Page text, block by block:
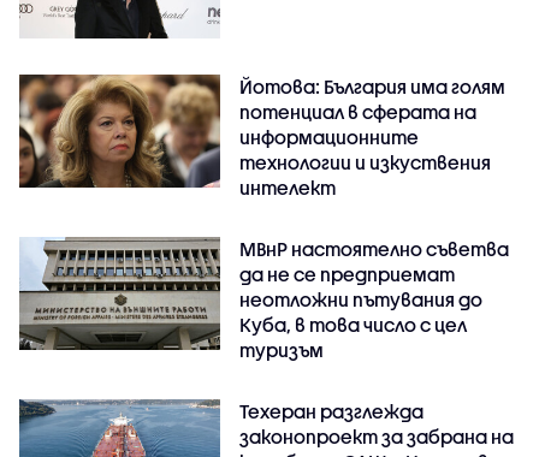
Йотова: България има голям
потенциал в сферата на
информационните
технологии и изкуствения
интелект
МВнР настоятелно съветва
да не се предприемат
неотложни пътувания до
Куба, в това число с цел
туризъм
Техеран разглежда
законопроект за забрана на